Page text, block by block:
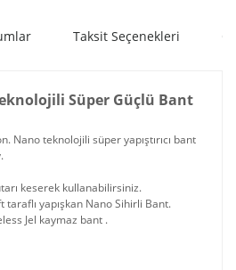
Taksit Seçenekleri
Süper Güçlü Bant
Nano teknolojili süper yapıştırıcı bant
keserek kullanabilirsiniz.
taraflı yapışkan Nano Sihirli Bant.
Jel kaymaz bant .